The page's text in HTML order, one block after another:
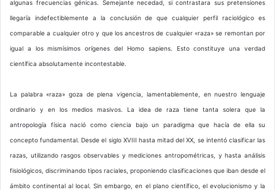
algunas frecuencias génicas. Semejante necedad, si contrastara sus pretensiones
llegaría indefectiblemente a la conclusión de que cualquier perfil raciológico es
comparable a cualquier otro y que los ancestros de cualquier «raza» se remontan por
igual a los mismísimos orígenes del Homo sapiens. Esto constituye una verdad
científica absolutamente incontestable.
La palabra «raza» goza de plena vigencia, lamentablemente, en nuestro lenguaje
ordinario y en los medios masivos. La idea de raza tiene tanta solera que la
antropología física nació como ciencia bajo un paradigma que hacía de ella su
concepto fundamental. Desde el siglo XVIII hasta mitad del XX, se intentó clasificar las
razas, utilizando rasgos observables y mediciones antropométricas, y hasta análisis
fisiológicos, discriminando tipos raciales, proponiendo clasificaciones que iban desde el
ámbito continental al local. Sin embargo, en el plano científico, el evolucionismo y la